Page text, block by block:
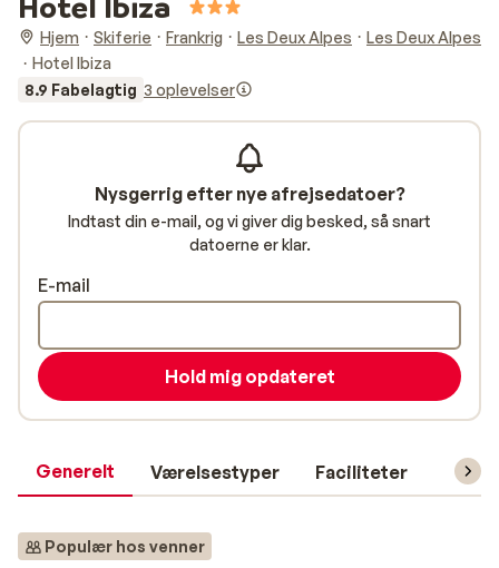
Hjem Skiferie Frankrig Les Deux Alpes
Les Deux Alpes
Hotel Ibiza
8.9 Fabelagtig 3 oplevelser
Generelt Værelsestyper Faciliteter
Populær hos venner
Nysgerrig efter nye afrejsedatoer?
Indtast din e-mail, og vi giver dig besked, så snart
datoerne er klar.
E-mail
Hold mig opdateret